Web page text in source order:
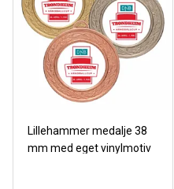
Lillehammer medalje 38
mm med eget vinylmotiv